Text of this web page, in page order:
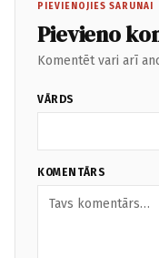
PIEVIENOJIES SARUNAI
Pievieno
Komentēt vari arī
VĀRDS
KOMENTĀRS